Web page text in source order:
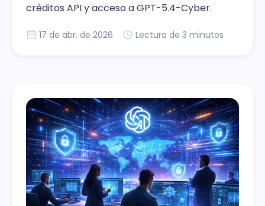
créditos API y acceso a GPT-5.4-Cyber.
17 de abr. de 2026 Lectura de 3 minutos